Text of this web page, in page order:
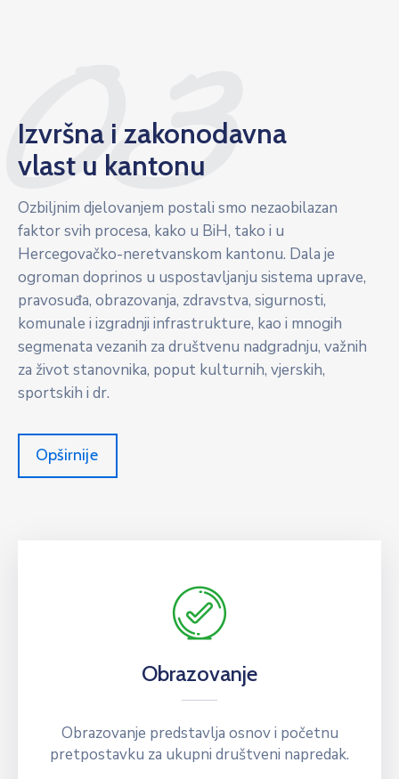
Izvršna i zakonodavna
vlast u kantonu
Ozbiljnim djelovanjem postali smo nezaobilazan
faktor svih procesa, kako u BiH, tako i u
Hercegovačko-neretvanskom kantonu. Dala je
ogroman doprinos u uspostavljanju sistema uprave,
pravosuđa, obrazovanja, zdravstva, sigurnosti,
komunale i izgradnji infrastrukture, kao i mnogih
segmenata vezanih za društvenu nadgradnju, važnih
za život stanovnika, poput kulturnih, vjerskih,
sportskih i dr.
Opširnije
03
Obrazovanje
Obrazovanje predstavlja osnov i početnu
pretpostavku za ukupni društveni napredak.